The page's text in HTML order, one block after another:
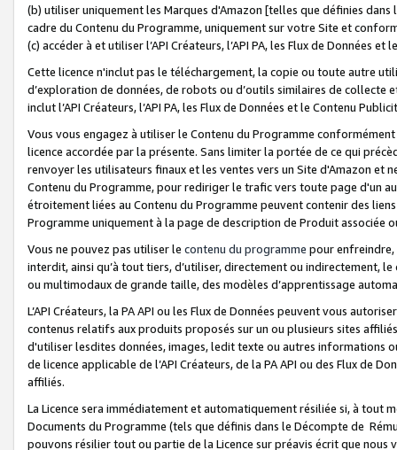
(b) utiliser uniquement les Marques d'Amazon [telles que définies dans
cadre du Contenu du Programme, uniquement sur votre Site et
(c) accéder à et utiliser l’API Créateurs, l’API PA, les Flux de Données
Cette licence n'inclut pas le téléchargement, la copie ou toute autre
d’exploration de données, de robots ou d’outils similaires de
inclut l’API Créateurs, l’API PA, les Flux de Données et le Contenu
Vous vous engagez à utiliser le Contenu du Programme
licence accordée par la présente. Sans limiter la portée de ce qui
renvoyer les utilisateurs finaux et les ventes vers un Site d'Amazon et
Contenu du Programme, pour rediriger le trafic vers toute page d'un
étroitement liées au Contenu du Programme peuvent contenir des
Programme uniquement à la page de description de Produit associée
Vous ne pouvez pas utiliser le contenu du programme pour
interdit, ainsi qu’à tout tiers, d’utiliser, directement ou indirectement,
ou multimodaux de grande taille, des modèles d’apprentissage
L’API Créateurs, la PA API ou les Flux de Données peuvent vous
contenus relatifs aux produits proposés sur un ou plusieurs sites
d'utiliser lesdites données, images, ledit texte ou autres informations
de licence applicable de l’API Créateurs, de la PA API ou des Flux de
affiliés.
La Licence sera immédiatement et automatiquement résiliée si, à
Documents du Programme (tels que définis dans le Décompte de
pouvons résilier tout ou partie de la Licence sur préavis écrit que